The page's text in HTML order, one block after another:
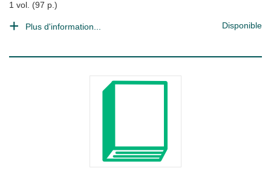
1 vol. (97 p.)
Plus d'information... Disponible